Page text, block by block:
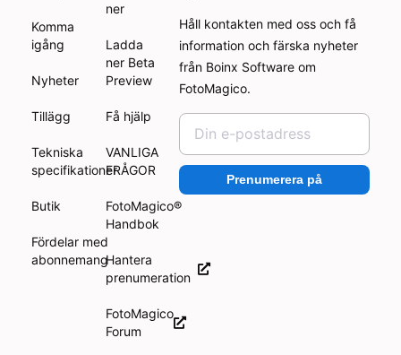
Komma
igång
Nyheter
Tillägg
Tekniska
specifikationer
Butik
Fördelar med
abonnemang
ner
Ladda
ner Beta
Preview
Få hjälp
VANLIGA
FRÅGOR
FotoMagico®
Handbok
Hantera
prenumeration
FotoMagico
Forum
Håll kontakten med oss och få
information och färska nyheter
från Boinx Software om
FotoMagico.
Prenumerera på